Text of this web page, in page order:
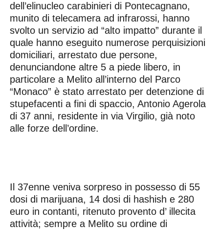
dell’elinucleo carabinieri di Pontecagnano,
munito di telecamera ad infrarossi, hanno
svolto un servizio ad “alto impatto” durante il
quale hanno eseguito numerose perquisizioni
domiciliari, arrestato due persone,
denunciandone altre 5 a piede libero, in
particolare a Melito all’interno del Parco
“Monaco” è stato arrestato per detenzione di
stupefacenti a fini di spaccio, Antonio Agerola
di 37 anni, residente in via Virgilio, già noto
alle forze dell’ordine.
Il 37enne veniva sorpreso in possesso di 55
dosi di marijuana, 14 dosi di hashish e 280
euro in contanti, ritenuto provento d’ illecita
attività; sempre a Melito su ordine di